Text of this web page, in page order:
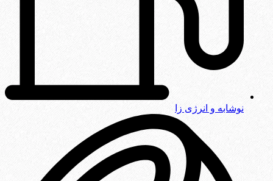
نوشابه و انرژی زا